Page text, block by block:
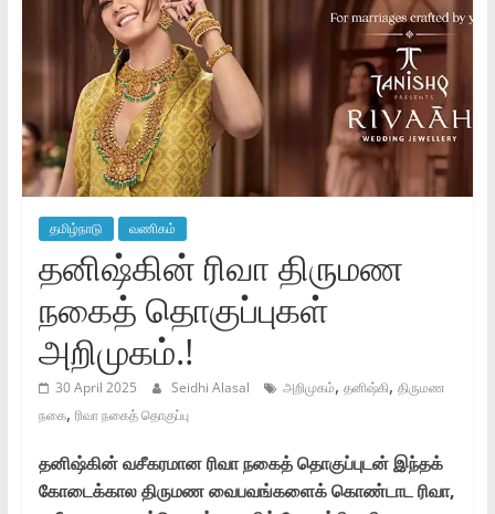
தமிழ்நாடு வணிகம்
தனிஷ்கின் ரிவா திருமண
நகைத் தொகுப்புகள்
அறிமுகம்.!
30 April 2025 Seidhi Alasal அறிமுகம், தனிஷ்கி, திருமண
நகை, ரிவா நகைத் தொகுப்பு
தனிஷ்கின் வசீகரமான ரிவா நகைத் தொகுப்புடன் இந்தக்
கோடைக்கால திருமண வைபவங்களைக் கொண்டாட ரிவா,